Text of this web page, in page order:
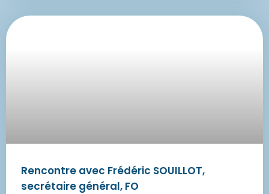
Rencontre avec Frédéric SOUILLOT,
secrétaire général, FO